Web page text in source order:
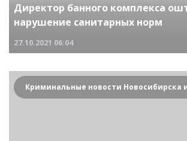
Директор банного комплекса
нарушение санитарных норм
27.10.2021 06:04